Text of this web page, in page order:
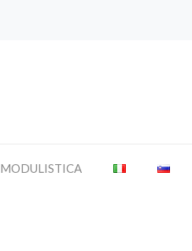
MODULISTICA